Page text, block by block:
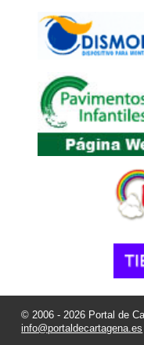
© 2006 - 2026 Portal de
info@portaldecartagena.es